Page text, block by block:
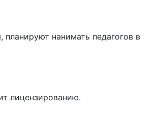
нанимать педагогов в
лицензированию.